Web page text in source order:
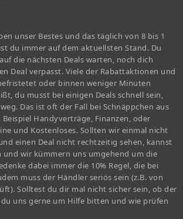
unser Bestes und das täglich von 8 bis 1
du immer auf dem aktuellsten Stand. Du
die nächsten Deals warten, noch dich
Deal verpasst. Viele der Rabattaktionen und
oder binnen weniger Minuten
du musst bei einigen Deals schnell sein,
Das ist oft der Fall bei Schnäppchen aus
Handyverträge, Finanzen, oder
und Kostenloses. Sollten wir einmal nicht
einen Deal nicht rechtzeitig sehen, kannst
und wir kümmern uns umgehend um die
dabei immer die 10% Regel, die bei
muss der Händler seriös sein (z.B. von
Solltest du dir mal nicht sicher sein, ob der
uns gerne um Hilfe bitten und wie prüfen